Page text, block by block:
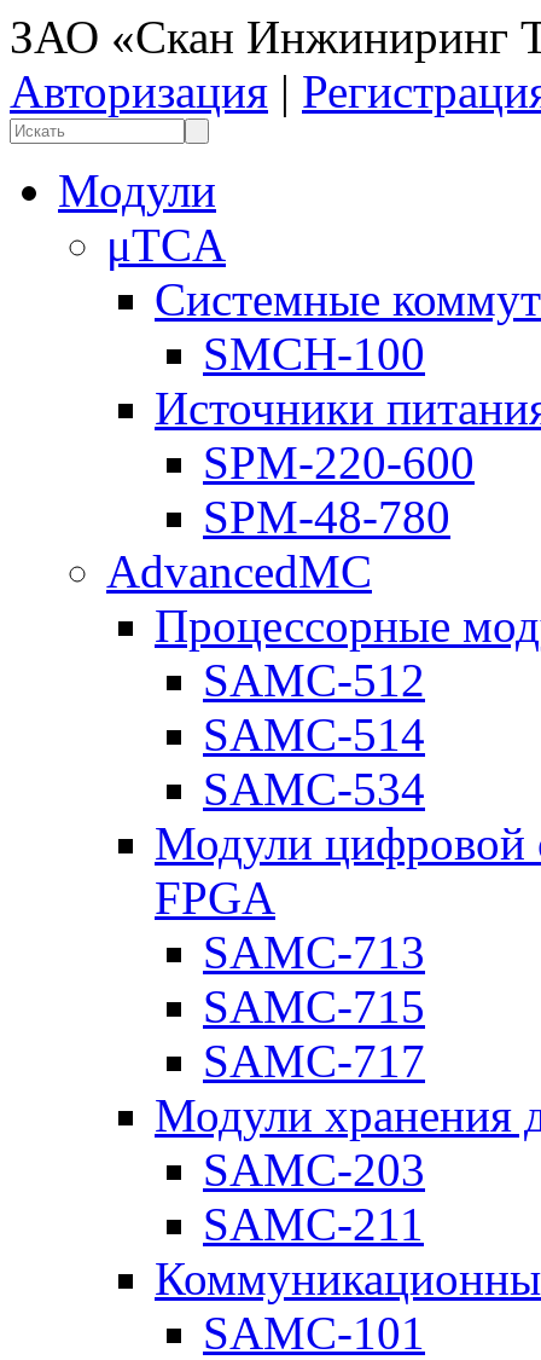
ЗАО «Скан Инжиниринг
Авторизация |
Модули
μTCA
Системные
SMCH-100
Источники
SPM-220-600
SPM-48-780
AdvancedMC
Процессорные
SAMC-512
SAMC-514
SAMC-534
Модули цифровой
FPGA
SAMC-713
SAMC-715
SAMC-717
Модули хранения
SAMC-203
SAMC-211
SAMC-101